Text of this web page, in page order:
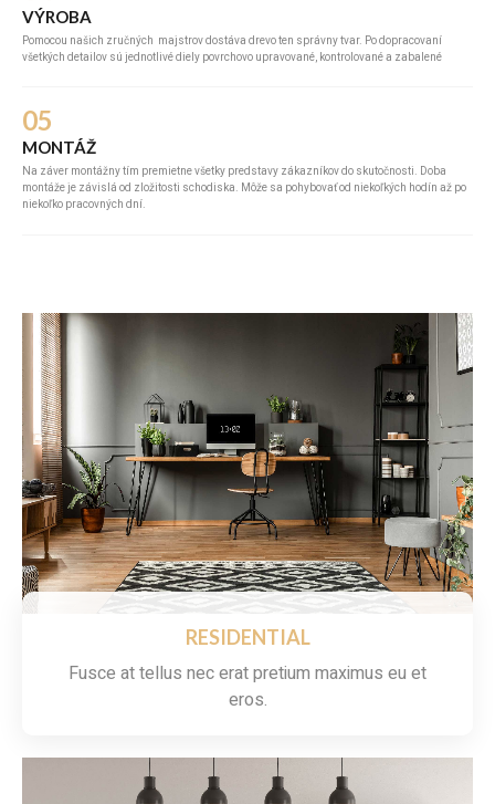
VÝROBA
Pomocou našich zručných majstrov dostáva drevo ten správny tvar. Po dopracovaní
všetkých detailov sú jednotlivé diely povrchovo upravované, kontrolované a zabalené
05
MONTÁŽ
Na záver montážny tím premietne všetky predstavy zákazníkov do skutočnosti. Doba
montáže je závislá od zložitosti schodiska. Môže sa pohybovať od niekoľkých hodín až po
niekoľko pracovných dní.
RESIDENTIAL
Fusce at tellus nec erat pretium maximus eu et
eros.